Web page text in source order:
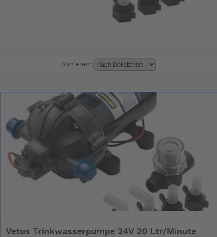
Sortieren:
Vetus Trinkwasserpumpe 24V 20 Ltr/Minute